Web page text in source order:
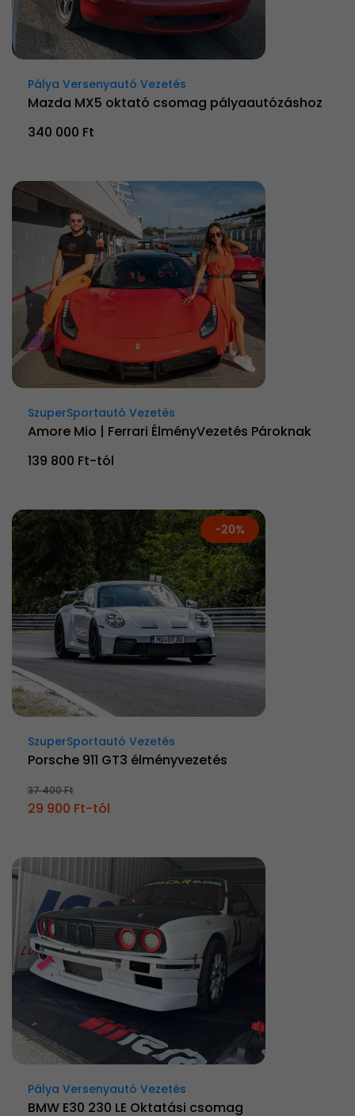
Pálya Versenyautó Vezetés
Mazda MX5 oktató csomag pályaautózáshoz
340 000 Ft
SzuperSportautó Vezetés
Amore Mio | Ferrari ÉlményVezetés Pároknak
139 800 Ft-tól
-20%
SzuperSportautó Vezetés
Porsche 911 GT3 élményvezetés
37 400 Ft
29 900 Ft-tól
Pálya Versenyautó Vezetés
BMW E30 230 LE Oktatási csomag